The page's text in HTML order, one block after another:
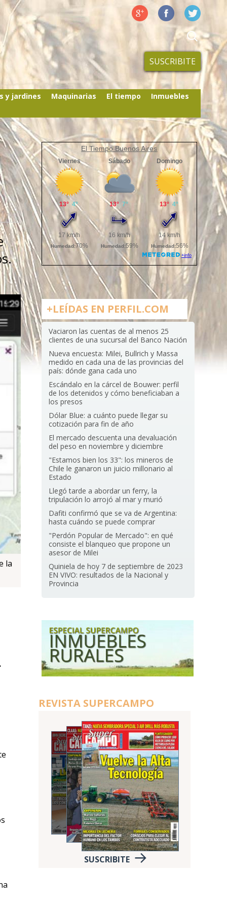
SUSCRIBITE
y jardines Maquinarias El tiempo Inmuebles
la
El Tiempo Buenos Aires
+LEÍDAS EN PERFIL.COM
Vaciaron las cuentas de al menos 25
clientes de una sucursal del Banco Nación
Nueva encuesta: Milei, Bullrich y Massa
medido en cada una de las provincias del
país: dónde gana cada uno
Escándalo en la cárcel de Bouwer: perfil
de los detenidos y cómo beneficiaban a
los presos
Dólar Blue: a cuánto puede llegar su
cotización para fin de año
El mercado descuenta una devaluación
del peso en noviembre y diciembre
"Estamos bien los 33": los mineros de
Chile le ganaron un juicio millonario al
Estado
Llegó tarde a abordar un ferry, la
tripulación lo arrojó al mar y murió
Dafiti confirmó que se va de Argentina:
hasta cuándo se puede comprar
"Perdón Popular de Mercado": en qué
consiste el blanqueo que propone un
asesor de Milei
Quiniela de hoy 7 de septiembre de 2023
EN VIVO: resultados de la Nacional y
Provincia
REVISTA SUPERCAMPO
SUSCRIBITE